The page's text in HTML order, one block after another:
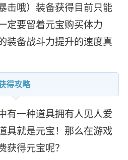
击哦）装备获得目前只能
定要留着元宝购买体力
装备战斗力提升的速度真
得攻略
有一种道具拥有人见人爱
具就是元宝！那么在游戏
获得元宝呢？